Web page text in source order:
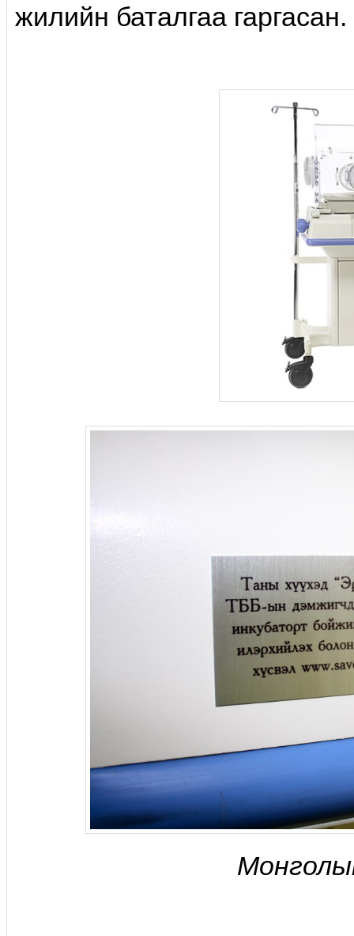
жилийн баталгаа гаргасан.